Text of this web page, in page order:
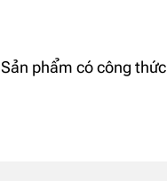
Sản phẩm có công